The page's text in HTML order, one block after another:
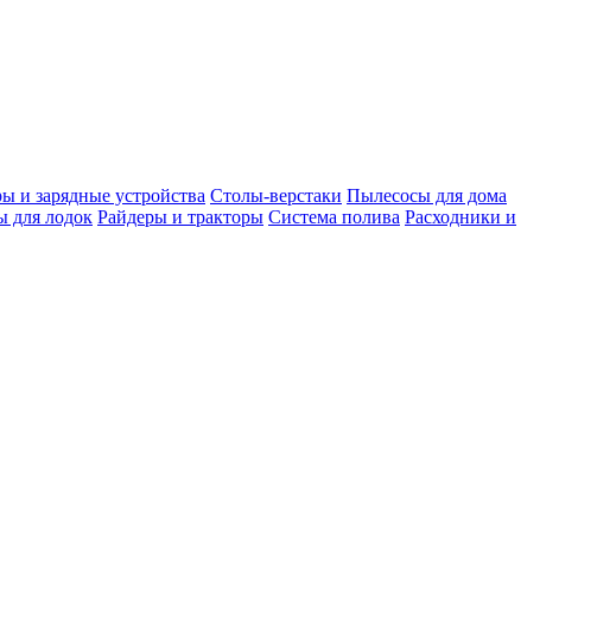
и зарядные устройства Столы-верстаки Пылесосы для дома
для лодок Райдеры и тракторы Система полива Расходники и